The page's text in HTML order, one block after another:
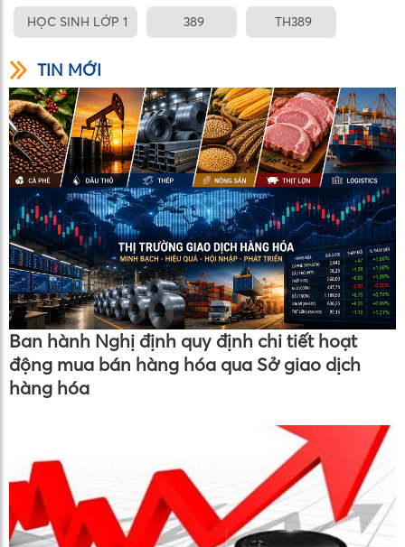
HỌC SINH LỚP 1 389 TH389
TIN MỚI
Ban hành Nghị định quy định chi tiết hoạt
động mua bán hàng hóa qua Sở giao dịch
hàng hóa